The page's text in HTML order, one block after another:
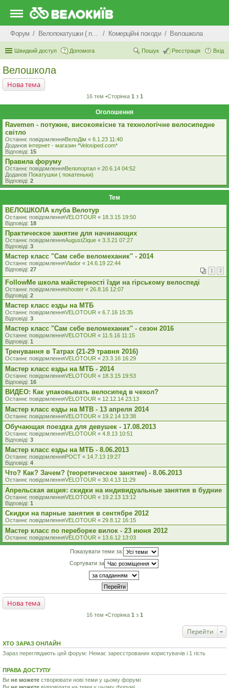
Форум Велопокатушки ( покатеньки), велопоходи, туризм. Комерцiйнi походи Велошкола
Швидкий доступ Допомога Вхід
Реєстрація
Пошук
Велошкола
Нова тема
16 тем •Сторінка 1 з 1
Оголошення
Ravemen - потужне, високоякісне та технологічне велосипедне
світло
Останнє повідомленняВелоДім « 6.1.23 11:40
Доданов iнтернет - магазин *Velosiped.com*
Відповіді: 15
Правила форуму
Останнє повідомленняВелопортал « 20.6.14 04:52
Доданов Покатушки ( покатеньки)
Відповіді: 2
Тем
ВЕЛОШКОЛА клуба Велотур
Останнє повідомленняVELOTOUR « 18.3.15 19:50
Відповіді: 18
Практическое занятие для начинающих
Останнє повідомленняAugustZique « 3.3.21 07:27
Відповіді: 3
Мастер класс "Сам себе веломеханик" - 2014
Останнє повідомленняVlador « 14.6.19 22:44
Відповіді: 27 1 2
FollowMe школа майстерності їзди на гірському велоспеді
Останнє повідомленняshooter « 26.8.16 12:07
Відповіді: 2
Мастер класс езды на МТБ
Останнє повідомленняVELOTOUR « 6.7.16 15:35
Відповіді: 3
Мастер класс "Сам себе веломеханик" - сезон 2016
Останнє повідомленняVELOTOUR « 11.5.16 11:15
Відповіді: 1
Тренування в Татрах (21-29 травня 2016)
Останнє повідомленняVELOTOUR « 23.3.16 16:29
Мастер класс езды на МТБ - 2014
Останнє повідомленняVELOTOUR « 18.3.15 19:53
Відповіді: 16
ВИДЕО: Как упаковывать велосипед в чехол?
Останнє повідомленняVELOTOUR « 12.12.14 23:13
Мастер класс езды на MTB - 13 апреля 2014
Останнє повідомленняVELOTOUR « 19.2.14 13:38
Обучающая поездка для девушек - 17.08.2013
Останнє повідомленняVELOTOUR « 4.8.13 10:51
Відповіді: 3
Мастер класс езды на МТБ - 8.06.2013
Останнє повідомленняPOCT « 14.7.13 19:27
Відповіді: 4
Что? Как? Зачем? (теоретическое занятие) - 8.06.2013
Останнє повідомленняVELOTOUR « 30.4.13 11:29
Апрельская акция: скидки на индивидуальные занятия в будние
Останнє повідомленняVELOTOUR « 19.2.13 13:12
Відповіді: 1
Скидки на парные занятия в сентябре 2012
Останнє повідомленняVELOTOUR « 29.8.12 16:15
Мастер класс по переборке вилок - 23 июня 2012
Останнє повідомленняVELOTOUR « 13.6.12 13:03
Показувати теми за:
Сортувати за
Нова тема
16 тем •Сторінка 1 з 1
Перейти
ХТО ЗАРАЗ ОНЛАЙН
Зараз переглядають цей форум: Немає зареєстрованих користувачів і 1 гість
ПРАВА ДОСТУПУ
Ви не можете створювати нові теми у цьому форумі